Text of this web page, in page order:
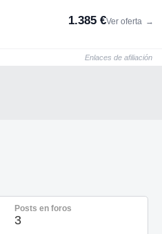
1.385 €Ver oferta →
Enlaces de afiliación
Posts en foros
3